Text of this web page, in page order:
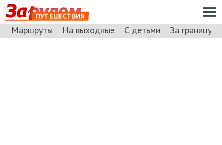
ПУТЕШЕСТВИЯ
Маршруты На выходные С детьми За границу